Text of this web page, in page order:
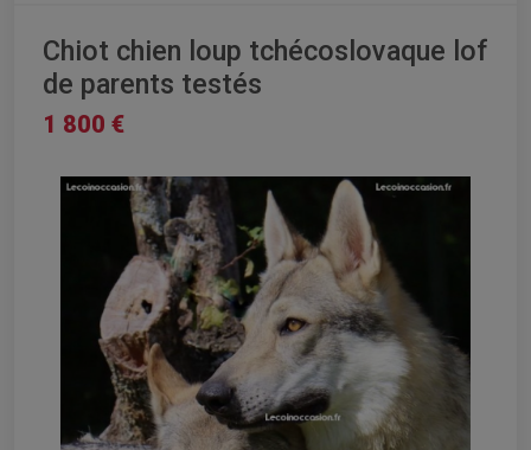
Chiot chien loup tchécoslovaque lof
de parents testés
1 800 €